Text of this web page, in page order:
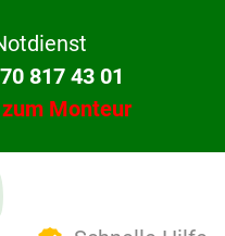
817 43 01
Monteur